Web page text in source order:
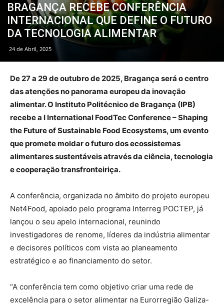
BRAGANÇA RECEBE CONFERÊNCIA
INTERNACIONAL QUE DEFINE O FUTURO
DA TECNOLOGIA ALIMENTAR
24 de Abril, 2025
De 27 a 29 de outubro de 2025, Bragança será o centro
das atenções no panorama europeu da inovação
alimentar. O Instituto Politécnico de Bragança (IPB)
recebe a I International FoodTec Conference – Shaping
the Future of Sustainable Food Ecosystems, um evento
que promete moldar o futuro dos ecossistemas
alimentares sustentáveis através da ciência, tecnologia
e cooperação transfronteiriça.
A conferência, organizada no âmbito do projeto europeu
Net4Food, apoiado pelo programa Interreg POCTEP, já
lançou o seu apelo internacional, reunindo
investigadores de renome, líderes da indústria alimentar
e decisores políticos com vista ao planeamento
estratégico e ao financiamento do setor.
“A conferência tem como objetivo criar uma rede de
excelência para o setor alimentar na Eurorregião Galiza-